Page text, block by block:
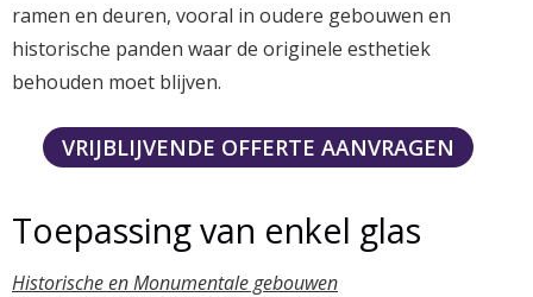
ramen en deuren, vooral in oudere gebouwen en
historische panden waar de originele esthetiek
behouden moet blijven.
VRIJBLIJVENDE OFFERTE AANVRAGEN
Toepassing van enkel glas
Historische en Monumentale gebouwen